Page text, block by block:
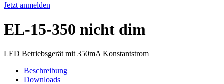
Jetzt anmelden
EL-15-350 nicht dim
LED Betriebsgerät mit 350mA Konstantstrom
Beschreibung
Downloads